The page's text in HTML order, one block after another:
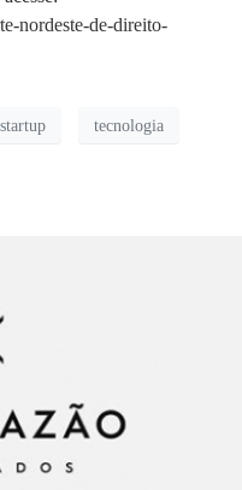
nordeste-de-direito-
startup tecnologia